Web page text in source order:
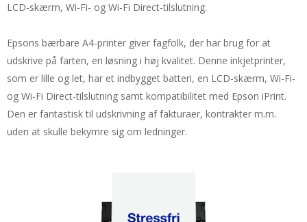
LCD-skærm, Wi-Fi- og Wi-Fi Direct-tilslutning.
Epsons bærbare A4-printer giver fagfolk, der har brug for at
udskrive på farten, en løsning i høj kvalitet. Denne inkjetprinter,
som er lille og let, har et indbygget batteri, en LCD-skærm, Wi-Fi-
og Wi-Fi Direct-tilslutning samt kompatibilitet med Epson iPrint.
Den er fantastisk til udskrivning af fakturaer, kontrakter m.m.
uden at skulle bekymre sig om ledninger.